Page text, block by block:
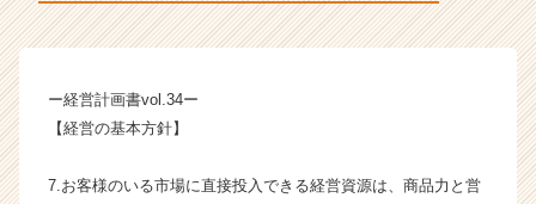
ベ
企
ー経営計画書vol.34ー
【経営の基本方針】
7.お客様のいる市場に直接投入できる経営資源は、商品力と営